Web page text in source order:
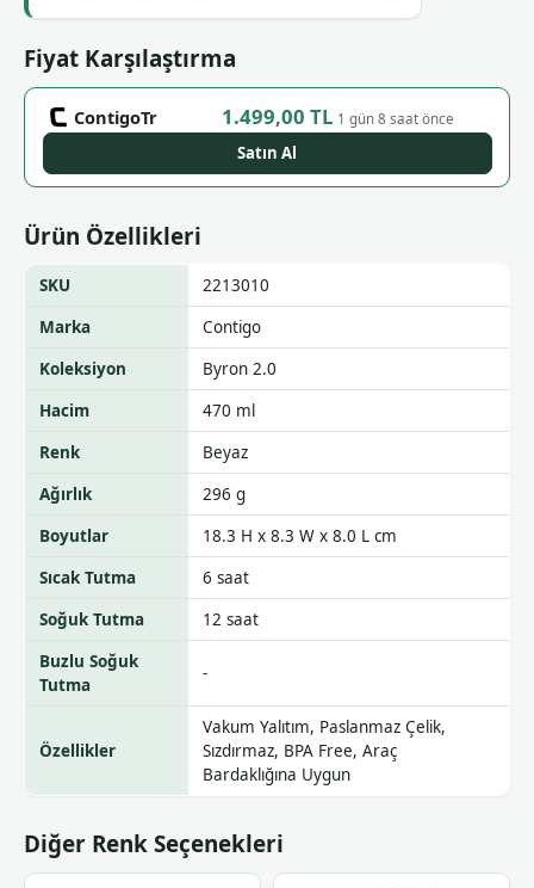
Fiyat Karşılaştırma
ContigoTr 1.499,00 TL 1 gün 8 saat önce
Satın Al
Ürün Özellikleri
SKU
2213010
Marka
Contigo
Koleksiyon
Byron 2.0
Hacim
470 ml
Renk
Beyaz
Ağırlık
296 g
Boyutlar
18.3 H x 8.3 W x 8.0 L cm
Sıcak Tutma
6 saat
Soğuk Tutma
12 saat
Buzlu Soğuk
Tutma
-
Özellikler
Vakum Yalıtım, Paslanmaz Çelik,
Sızdırmaz, BPA Free, Araç
Bardaklığına Uygun
Diğer Renk Seçenekleri